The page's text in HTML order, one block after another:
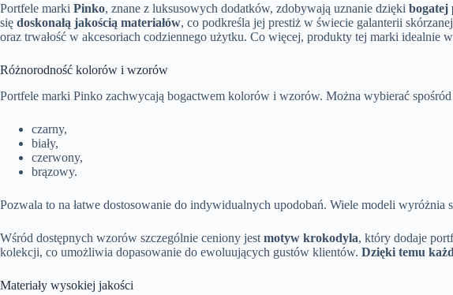
Portfele marki Pinko, znane z luksusowych dodatków, zdobywają uznanie dzięki bogatej
się doskonałą jakością materiałów, co podkreśla jej prestiż w świecie galanterii
oraz trwałość w akcesoriach codziennego użytku. Co więcej, produkty tej marki idealnie
Różnorodność kolorów i wzorów
Portfele marki Pinko zachwycają bogactwem kolorów i wzorów. Można wybierać
czarny,
biały,
czerwony,
brązowy.
Pozwala to na łatwe dostosowanie do indywidualnych upodobań. Wiele modeli wyróżnia
Wśród dostępnych wzorów szczególnie ceniony jest motyw krokodyla, który dodaje
kolekcji, co umożliwia dopasowanie do ewoluujących gustów klientów. Dzięki temu
Materiały wysokiej jakości